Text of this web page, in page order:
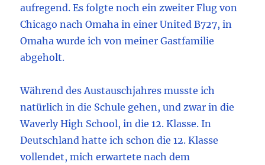
aufregend. Es folgte noch ein zweiter Flug von
Chicago nach Omaha in einer United B727, in
Omaha wurde ich von meiner Gastfamilie
abgeholt.
Während des Austauschjahres musste ich
natürlich in die Schule gehen, und zwar in die
Waverly High School, in die 12. Klasse. In
Deutschland hatte ich schon die 12. Klasse
vollendet, mich erwartete nach dem